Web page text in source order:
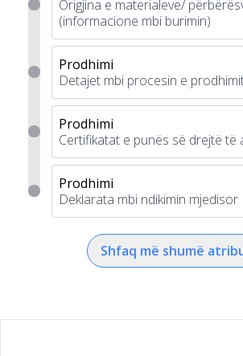
Origjina e materialeve/
(informacione mbi burimin)
Prodhimi
Detajet mbi procesin e
Prodhimi
Certifikatat e punës së drejtë të
Prodhimi
Deklarata mbi ndikimin mjedisor
Shfaq më shumë